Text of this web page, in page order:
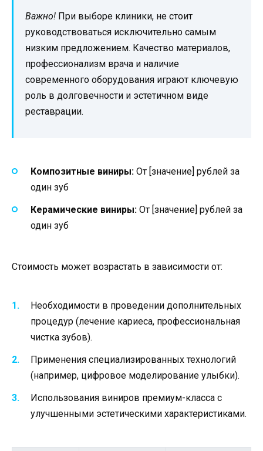
Важно! При выборе клиники, не стоит
руководствоваться исключительно самым
низким предложением. Качество материалов,
профессионализм врача и наличие
современного оборудования играют ключевую
роль в долговечности и эстетичном виде
реставрации.
Композитные виниры: От [значение] рублей за
один зуб
Керамические виниры: От [значение] рублей за
один зуб
Стоимость может возрастать в зависимости от:
Необходимости в проведении дополнительных
процедур (лечение кариеса, профессиональная
чистка зубов).
Применения специализированных технологий
(например, цифровое моделирование улыбки).
Использования виниров премиум-класса с
улучшенными эстетическими характеристиками.